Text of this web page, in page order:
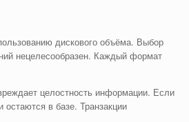
дискового объёма. Выбор
нецелесообразен. Каждый формат
целостность информации. Если
в базе. Транзакции